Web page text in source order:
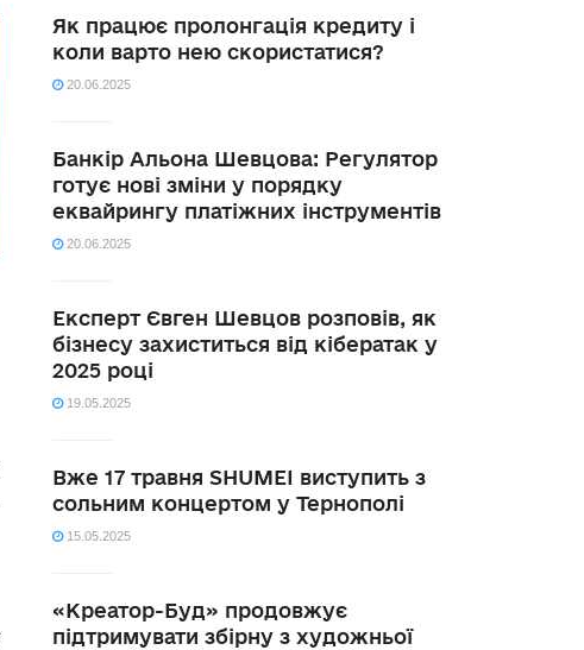
Як працює пролонгація кредиту і
коли варто нею скористатися?
20.06.2025
Банкір Альона Шевцова: Регулятор
готує нові зміни у порядку
еквайрингу платіжних інструментів
20.06.2025
Експерт Євген Шевцов розповів, як
бізнесу захиститься від кібератак у
2025 році
19.05.2025
Вже 17 травня SHUMEI виступить з
сольним концертом у Тернополі
15.05.2025
«Креатор-Буд» продовжує
підтримувати збірну з художньої